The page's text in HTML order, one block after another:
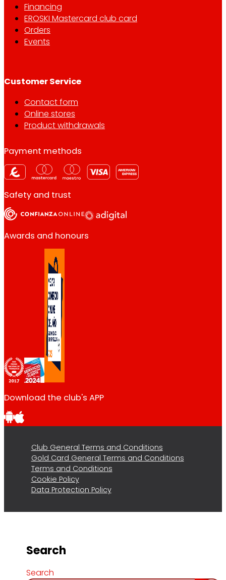
Financing
EROSKI Mastercard club card
Orders
Events
Customer Service
Contact form
Online stores
Product withdrawals
Payment methods
Safety and trust
Awards and honours
Download the club's APP
Club General Terms and Conditions
Gold Card General Terms and Conditions
Terms and Conditions
Cookie Policy
Data Protection Policy
Search
Search